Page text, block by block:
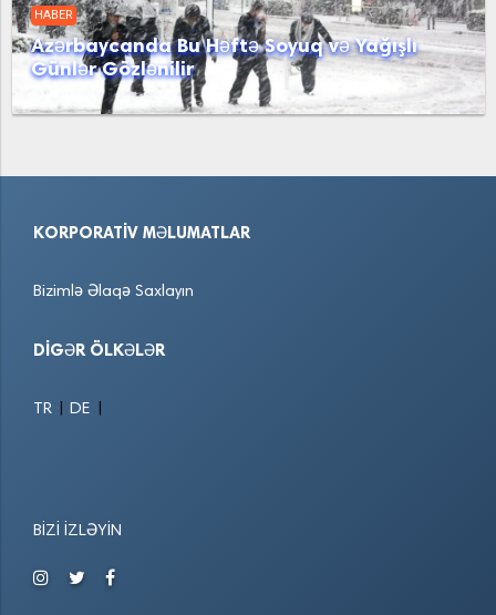
HABER
Azərbaycanda Bu Həftə Soyuq və Yağışlı
Günlər Gözlənilir
KORPORATIV MƏLUMATLAR
Bizimlə Əlaqə Saxlayın
DIGƏR ÖLKƏLƏR
TR DE
BIZI İZLƏYIN